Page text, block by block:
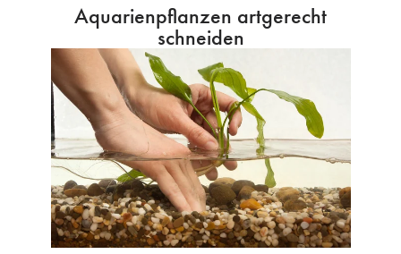
Aquarienpflanzen artgerecht
schneiden